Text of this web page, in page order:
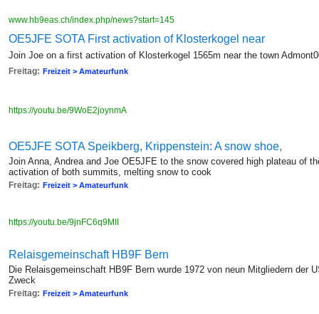
www.hb9eas.ch/index.php/news?start=145
OE5JFE SOTA First activation of Klosterkogel near
Join Joe on a first activation of Klosterkogel 1565m near the town
Freitag: Freizeit > Amateurfunk
https://youtu.be/9WoE2joynmA
OE5JFE SOTA Speikberg, Krippenstein: A snow shoe,
Join Anna, Andrea and Joe OE5JFE to the snow covered high plateau of
activation of both summits, melting snow to cook
Freitag: Freizeit > Amateurfunk
https://youtu.be/9jnFC6q9MII
Relaisgemeinschaft HB9F Bern
Die Relaisgemeinschaft HB9F Bern wurde 1972 von neun Mitgliedern der
Zweck
Freitag: Freizeit > Amateurfunk